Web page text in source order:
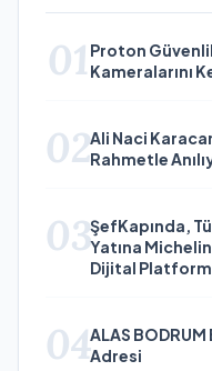
01 Proton
Kameralarını
02Ali Naci
Rahmetle
03ŞefKapında,
Yatına
Dijital
04ALAS BODRUM
Adresi